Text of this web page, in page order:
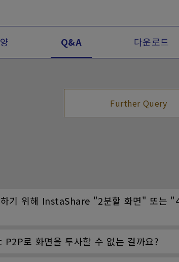
Q&A 다운로드
Further Query
기 위해 InstaShare "2분할 화면" 또는
로 화면을 투사할 수 없는 걸까요?